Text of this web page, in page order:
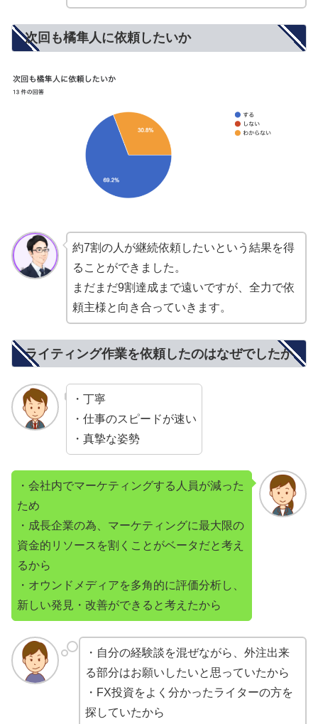
次回も橘隼人に依頼したいか
約7割の人が継続依頼したいという結果を得
ることができました。
まだまだ9割達成まで遠いですが、全力で依
頼主様と向き合っていきます。
ライティング作業を依頼したのはなぜでしたか
・丁寧
・仕事のスピードが速い
・真摯な姿勢
・会社内でマーケティングする人員が減った
ため
・成長企業の為、マーケティングに最大限の
資金的リソースを割くことがベータだと考え
るから
・オウンドメディアを多角的に評価分析し、
新しい発見・改善ができると考えたから
・自分の経験談を混ぜながら、外注出来
る部分はお願いしたいと思っていたから
・FX投資をよく分かったライターの方を
探していたから